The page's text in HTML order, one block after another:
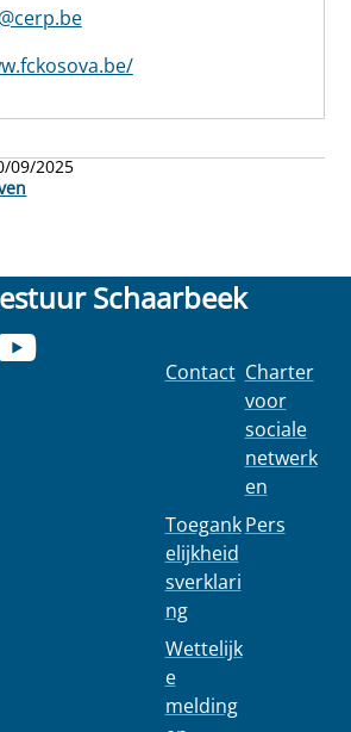
09/2025
Schaarbeek
Contact
Toegank
elijkheid
sverklari
ng
Wettelijk
e
melding
Charter
voor
sociale
netwerk
en
Pers